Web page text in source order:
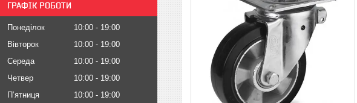
ГРАФІК РОБОТИ
Понеділок 10:00
19:00
Вівторок
10:00
19:00
Середа
10:00
19:00
Четвер
10:00
19:00
Пʼятниця
10:00
19:00